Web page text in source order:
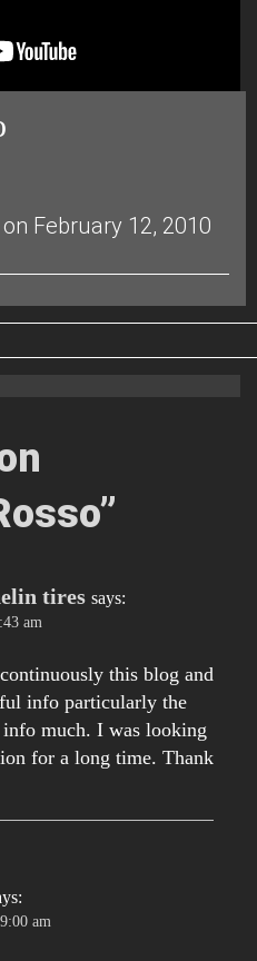
on February 12, 2010
”
tires says:
am
this blog and
info particularly the
much. I was looking
for a long time. Thank
am